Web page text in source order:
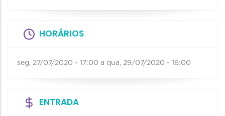
HORÁRIOS
seg, 27/07/2020 - 17:00 a qua, 29/07/2020 - 16:00
ENTRADA